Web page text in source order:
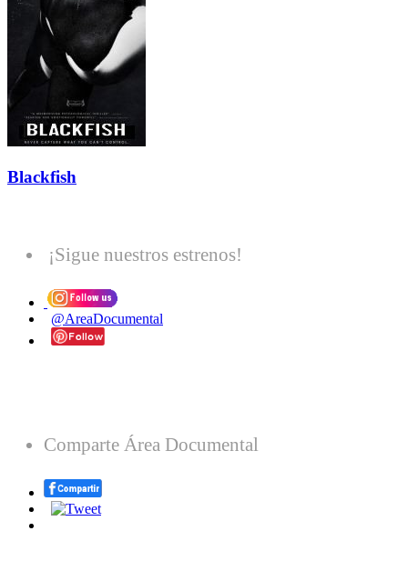
Blackfish
¡Sigue nuestros estrenos!
@AreaDocumental
Comparte Área Documental